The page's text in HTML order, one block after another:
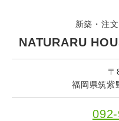
新築・注
NATURARU
〒
福岡県筑紫